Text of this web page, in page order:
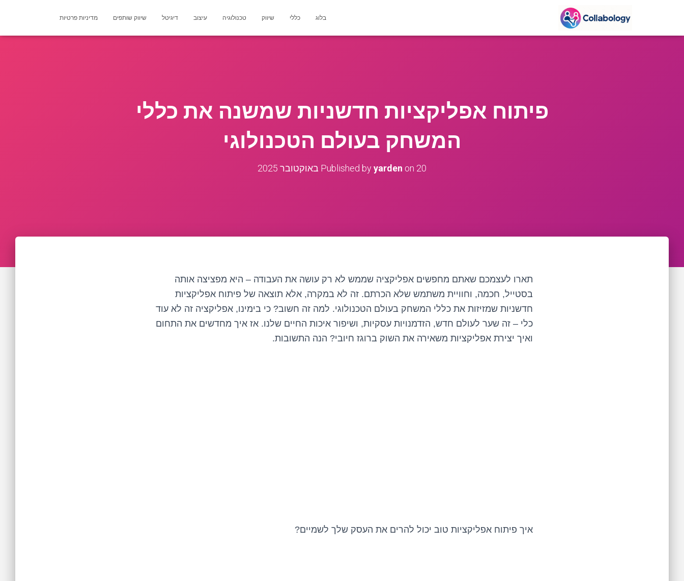
בלוג כללי שיווק טכנולוגיה עיצוב דיגיטל שיווק שותפים מדיניות פרטיות
פיתוח אפליקציות חדשניות שמשנה את כללי
המשחק בעולם הטכנולוגי
Published byyarden on 20 באוקטובר 2025
תארו לעצמכם שאתם מחפשים אפליקציה שממש לא רק עושה את העבודה – היא מפציצה אותה
בסטייל, חכמה, וחוויית משתמש שלא הכרתם. זה לא במקרה, אלא תוצאה של פיתוח אפליקציות
חדשניות שמזיזות את כללי המשחק בעולם הטכנולוגי. למה זה חשוב? כי בימינו, אפליקציה זה לא עוד
כלי – זה שער לעולם חדש, הזדמנויות עסקיות, ושיפור איכות החיים שלנו. אז איך מחדשים את התחום
ואיך יצירת אפליקציות משאירה את השוק ברוגז חיובי? הנה התשובות.
איך פיתוח אפליקציות טוב יכול להרים את העסק שלך לשמיים?